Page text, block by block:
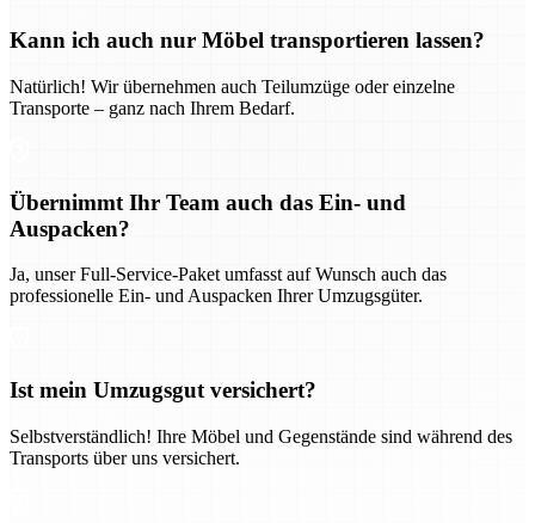
Kann ich auch nur Möbel transportieren lassen?
Natürlich! Wir übernehmen auch Teilumzüge oder einzelne
Transporte – ganz nach Ihrem Bedarf.
Übernimmt Ihr Team auch das Ein- und
Auspacken?
Ja, unser Full-Service-Paket umfasst auf Wunsch auch das
professionelle Ein- und Auspacken Ihrer Umzugsgüter.
Ist mein Umzugsgut versichert?
Selbstverständlich! Ihre Möbel und Gegenstände sind während des
Transports über uns versichert.